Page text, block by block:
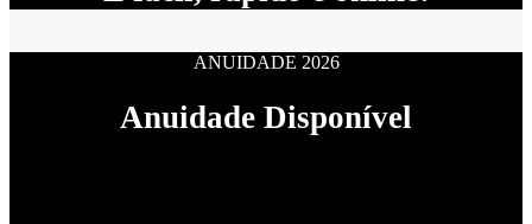
ANUIDADE 2026
Anuidade Disponível